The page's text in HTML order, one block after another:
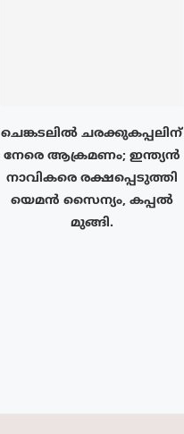
ചെങ്കടലിൽ ചരക്കുകപ്പലിന്
നേരെ ആക്രമണം; ഇന്ത്യൻ
നാവികരെ രക്ഷപ്പെടുത്തി
യെമൻ സൈന്യം, കപ്പൽ
മുങ്ങി.